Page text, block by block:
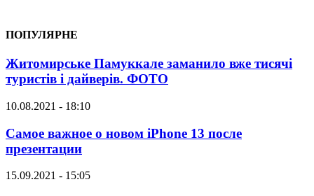
ПОПУЛЯРНЕ
Житомирське Памуккале заманило вже тисячі
туристів і дайверів. ФОТО
10.08.2021 - 18:10
Самое важное о новом iPhone 13 после
презентации
15.09.2021 - 15:05